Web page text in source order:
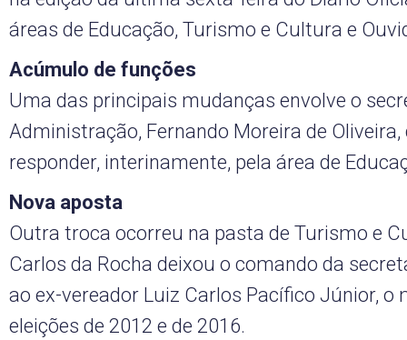
áreas de Educação, Turismo e Cultura e
Acúmulo de funções
Uma das principais mudanças envolve o
Administração, Fernando Moreira de
responder, interinamente, pela área de
Nova aposta
Outra troca ocorreu na pasta de Turismo e
Carlos da Rocha deixou o comando da
ao ex-vereador Luiz Carlos Pacífico Júnior, o
eleições de 2012 e de 2016.